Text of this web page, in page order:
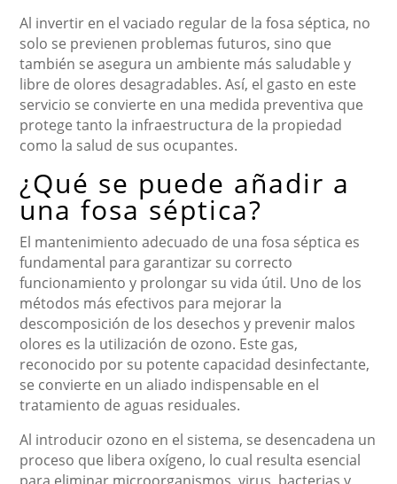
Al invertir en el vaciado regular de la fosa séptica, no
solo se previenen problemas futuros, sino que
también se asegura un ambiente más saludable y
libre de olores desagradables. Así, el gasto en este
servicio se convierte en una medida preventiva que
protege tanto la infraestructura de la propiedad
como la salud de sus ocupantes.
¿Qué se puede añadir a
una fosa séptica?
El mantenimiento adecuado de una fosa séptica es
fundamental para garantizar su correcto
funcionamiento y prolongar su vida útil. Uno de los
métodos más efectivos para mejorar la
descomposición de los desechos y prevenir malos
olores es la utilización de ozono. Este gas,
reconocido por su potente capacidad desinfectante,
se convierte en un aliado indispensable en el
tratamiento de aguas residuales.
Al introducir ozono en el sistema, se desencadena un
proceso que libera oxígeno, lo cual resulta esencial